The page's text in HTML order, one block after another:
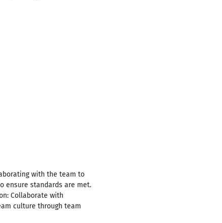
with the team to
ensure standards are met.
Collaborate with
culture through team